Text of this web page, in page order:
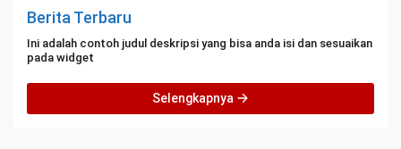
Berita Terbaru
Ini adalah contoh judul deskripsi yang bisa anda isi dan sesuaikan
pada widget
Selengkapnya